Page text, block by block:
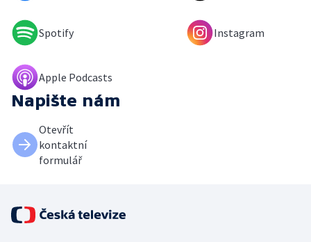
Spotify Instagram
Apple Podcasts
Napište nám
Otevřít
kontaktní
formulář